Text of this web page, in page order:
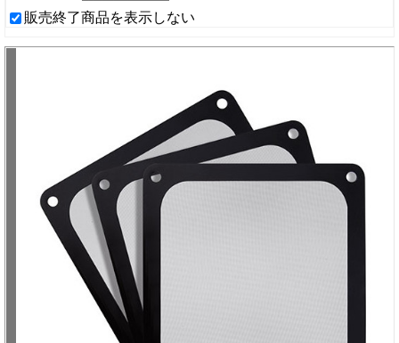
販売終了商品を表示しない